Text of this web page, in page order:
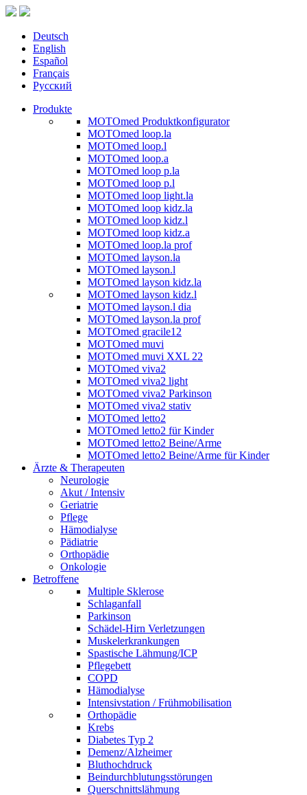
Deutsch
English
Español
Français
Русский
Produkte
MOTOmed Produktkonfigurator
MOTOmed loop.la
MOTOmed loop.l
MOTOmed loop.a
MOTOmed loop p.la
MOTOmed loop p.l
MOTOmed loop light.la
MOTOmed loop kidz.la
MOTOmed loop kidz.l
MOTOmed loop kidz.a
MOTOmed loop.la prof
MOTOmed layson.la
MOTOmed layson.l
MOTOmed layson kidz.la
MOTOmed layson kidz.l
MOTOmed layson.l dia
MOTOmed layson.la prof
MOTOmed gracile12
MOTOmed muvi
MOTOmed muvi XXL 22
MOTOmed viva2
MOTOmed viva2 light
MOTOmed viva2 Parkinson
MOTOmed viva2 stativ
MOTOmed letto2
MOTOmed letto2 für Kinder
MOTOmed letto2 Beine/Arme
MOTOmed letto2 Beine/Arme für Kinder
Ärzte & Therapeuten
Neurologie
Akut / Intensiv
Geriatrie
Pflege
Hämodialyse
Pädiatrie
Orthopädie
Onkologie
Betroffene
Multiple Sklerose
Schlaganfall
Parkinson
Schädel-Hirn Verletzungen
Muskelerkrankungen
Spastische Lähmung/ICP
Pflegebett
COPD
Hämodialyse
Intensivstation / Frühmobilisation
Orthopädie
Krebs
Diabetes Typ 2
Demenz/Alzheimer
Bluthochdruck
Beindurchblutungsstörungen
Querschnittslähmung